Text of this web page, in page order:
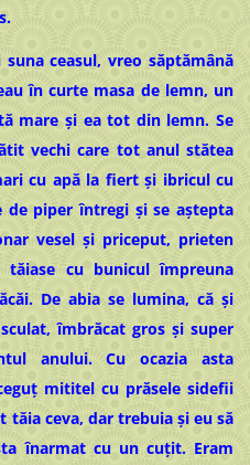
ceasul, vreo săptămână
în curte masa de lemn, un
mare și ea tot din lemn. Se
vechi care tot anul stătea
cu apă la fiert și ibricul cu
piper întregi și se aștepta
vesel și priceput, prieten
cu bunicul împreuna
De abia se lumina, că și
îmbrăcat gros și super
anului. Cu ocazia asta
mititel cu prăsele sidefii
tăia ceva, dar trebuia și eu să
înarmat cu un cuțit. Eram